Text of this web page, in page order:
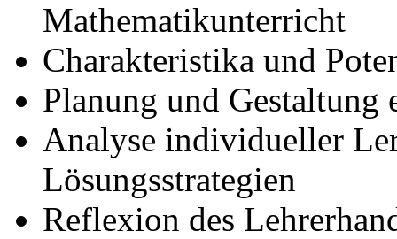
Mathematikunterricht
Charakteristika und
Planung und Gestaltung
Analyse individueller
Lösungsstrategien
Reflexion des